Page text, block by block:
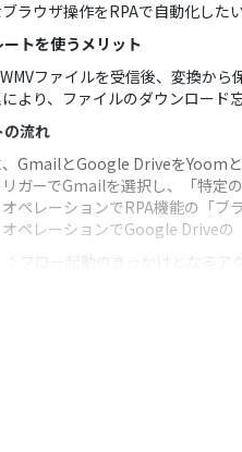
ラウザ操作をRPAで自動化した
トを使うメリット
ファイルを受信後、変換か
より、ファイルのダウンロー
流れ
、GmailとGoogle DriveをYoom
ガーでGmailを選択し、「特定
ペレーションでRPA機能の「ブ
ペレーションでGoogle Driveの
：フロー起動のきっかけとなる